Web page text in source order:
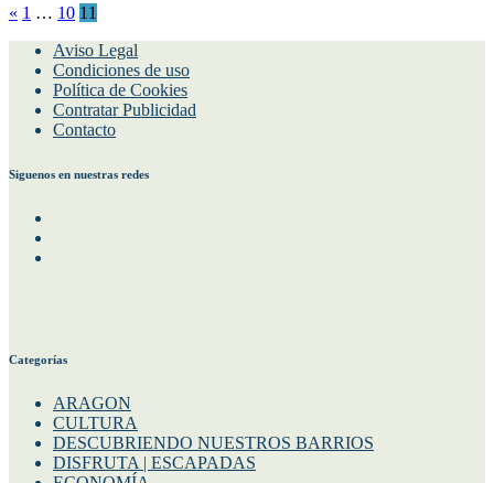
Paginación
de
entradas
« 1 … 10 11
Aviso Legal
Condiciones de uso
Política de Cookies
Contratar Publicidad
Contacto
Siguenos en nuestras redes
Categorías
ARAGON
CULTURA
DESCUBRIENDO NUESTROS BARRIOS
DISFRUTA | ESCAPADAS